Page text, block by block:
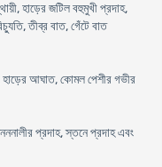
হাড়ের জটিল বহুমুখী প্রদাহ,
তীব্র বাত, গেঁটে বাত
হাড়ের আঘাত, কোমল পেশীর গভীর
প্রদাহ, স্তনে প্রদাহ এবং